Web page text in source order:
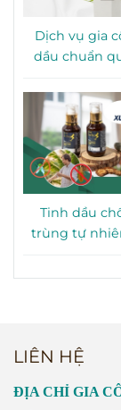
Dịch vụ gia
dầu chuẩn
Tinh dầu
trùng tự
đình
LIÊN HỆ
ĐỊA CHỈ GIA